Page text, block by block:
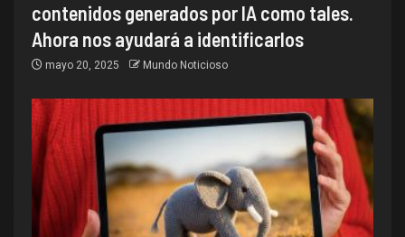
contenidos generados por IA como tales.
Ahora nos ayudará a identificarlos
mayo 20, 2025 Mundo Noticioso